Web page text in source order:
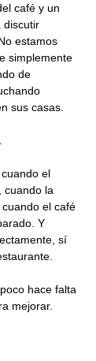
café y un
discutir
estamos
simplemente
de
sus casas.
el
cuando la
el café
Y
sí
hace falta
mejorar.